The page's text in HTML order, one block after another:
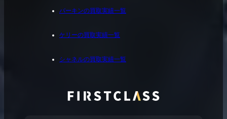
バーキンの買取実績一覧
ケリーの買取実績一覧
シャネルの買取実績一覧